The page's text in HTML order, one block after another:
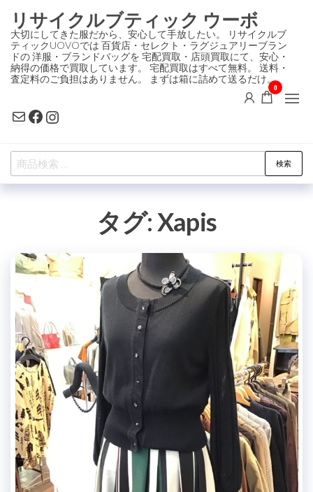
ン
テ
ン
ツ
プ
リサイクルブティック ウーボ
大切にしてきた服だから、安心して手放したい。 リサイクルブ
ティックUOVOでは 百貨店・セレクト・ラグジュアリーブラン
ドの 洋服・ブランドバッグを 宅配買取・店頭買取にて、安心・
納得の価格で買取しています。 宅配買取はすべて無料。 送料・
査定料のご負担はありません。 まずは箱に詰めて送るだけ。
MailFacebook
Instagram
0
検
索
検索
タグ:Xapis